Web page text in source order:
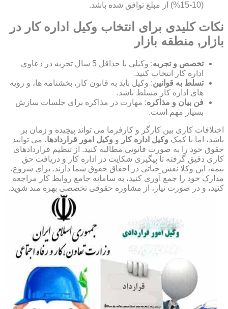
(10-15%) از مبلغ توافق شده باشد.
نکات کلیدی برای انتخاب وکیل اداره کار در
بازار, منطقه بازار
تخصص و تجربه
: وکیلی با حداقل 5 سال تجربه در دعاوی
اداره کار انتخاب کنید.
تسلط به قوانین: وکیل باید به قانون کار، بخشنامه ها، و رویه
های اداره کار مسلط باشد.
فن بیان و مذاکره: مهارت در مذاکره برای جلسات سازش
بسیار مهم است.
اختلافات کاری بین کارگر و کارفرما می تواند پیچیده و زمان بر
باشد، اما با کمک وکیل اداره کار و وکیل امور قراردادها، می توانید
حقوق خود را به صورت قانونی مطالبه کنید. از تنظیم قراردادهای
کاری دقیق گرفته تا پیگیری شکایت در اداره کار و دریافت حق
بیمه، این وکلا نقش حیاتی در احقاق حقوق شما دارند. برای شروع،
مدارک خود را جمع آوری کنید، به سامانه جامع روابط کار مراجعه
کنید، و در صورت نیاز، از مشاوره حقوقی تخصصی بهره مند شوید.